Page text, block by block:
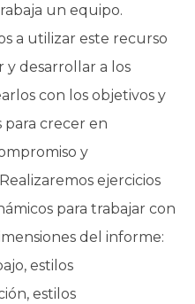
un equipo.
a utilizar este recurso
y desarrollar a los
con los objetivos y
para crecer en
y
ejercicios
para trabajar con
del informe:
estilos
estilos